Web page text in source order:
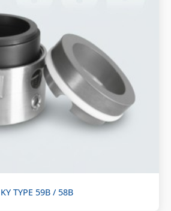
KY TYPE 59B / 58B